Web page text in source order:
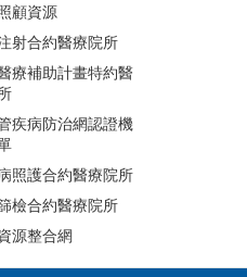
顧資源
射合約醫療院所
療補助計畫特約醫
疾病防治網認證機
照護合約醫療院所
檢合約醫療院所
源整合網